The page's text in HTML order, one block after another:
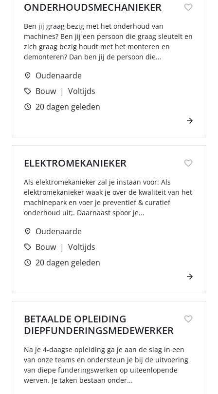
ONDERHOUDSMECHANIEKER
Ben jij graag bezig met het onderhoud van
machines? Ben jij een persoon die graag sleutelt en
zich graag bezig houdt met het monteren en
demonteren? Dan ben jij de persoon die...
Oudenaarde
Bouw
Voltijds
20 dagen geleden
ELEKTROMEKANIEKER
Als elektromekanieker zal je instaan voor: Als
elektromekanieker waak je over de kwaliteit van het
machinepark en voer je preventief & curatief
onderhoud uit;. Daarnaast spoor je...
Oudenaarde
Bouw
Voltijds
20 dagen geleden
BETAALDE OPLEIDING
DIEPFUNDERINGSMEDEWERKER
Na je 4-daagse opleiding ga je aan de slag in een
van onze teams en ondersteun je bij de uitvoering
van diepe funderingswerken op uiteenlopende
werven. Je taken bestaan onder...